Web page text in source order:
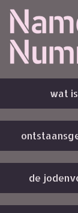
wat
de